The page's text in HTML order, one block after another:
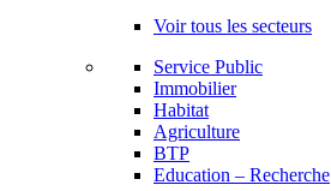
Voir tous les secteurs
Service Public
Immobilier
Habitat
Agriculture
BTP
Education – Recherche